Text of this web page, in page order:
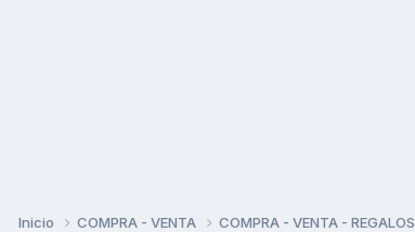
Inicio COMPRA - VENTA COMPRA - VENTA - REGALOS